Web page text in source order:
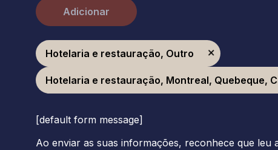
Adicionar
Hotelaria e restauração, Outro
Hotelaria e restauração, Montreal, Quebeque,
[default form message]
Ao enviar as suas informações, reconhece que leu